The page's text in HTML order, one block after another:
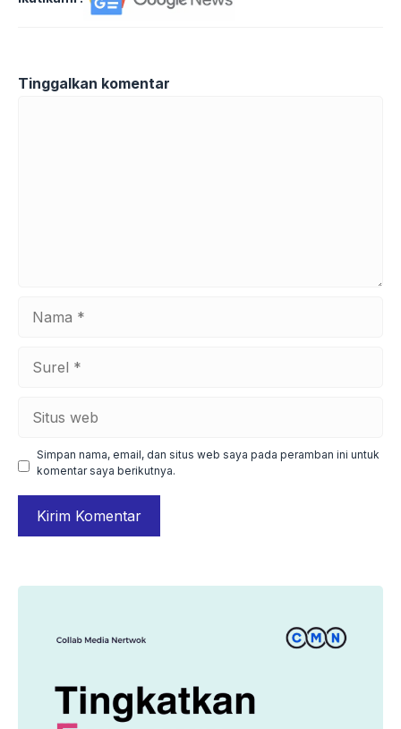
Tinggalkan komentar
Simpan nama, email, dan situs web saya pada peramban ini untuk
komentar saya berikutnya.